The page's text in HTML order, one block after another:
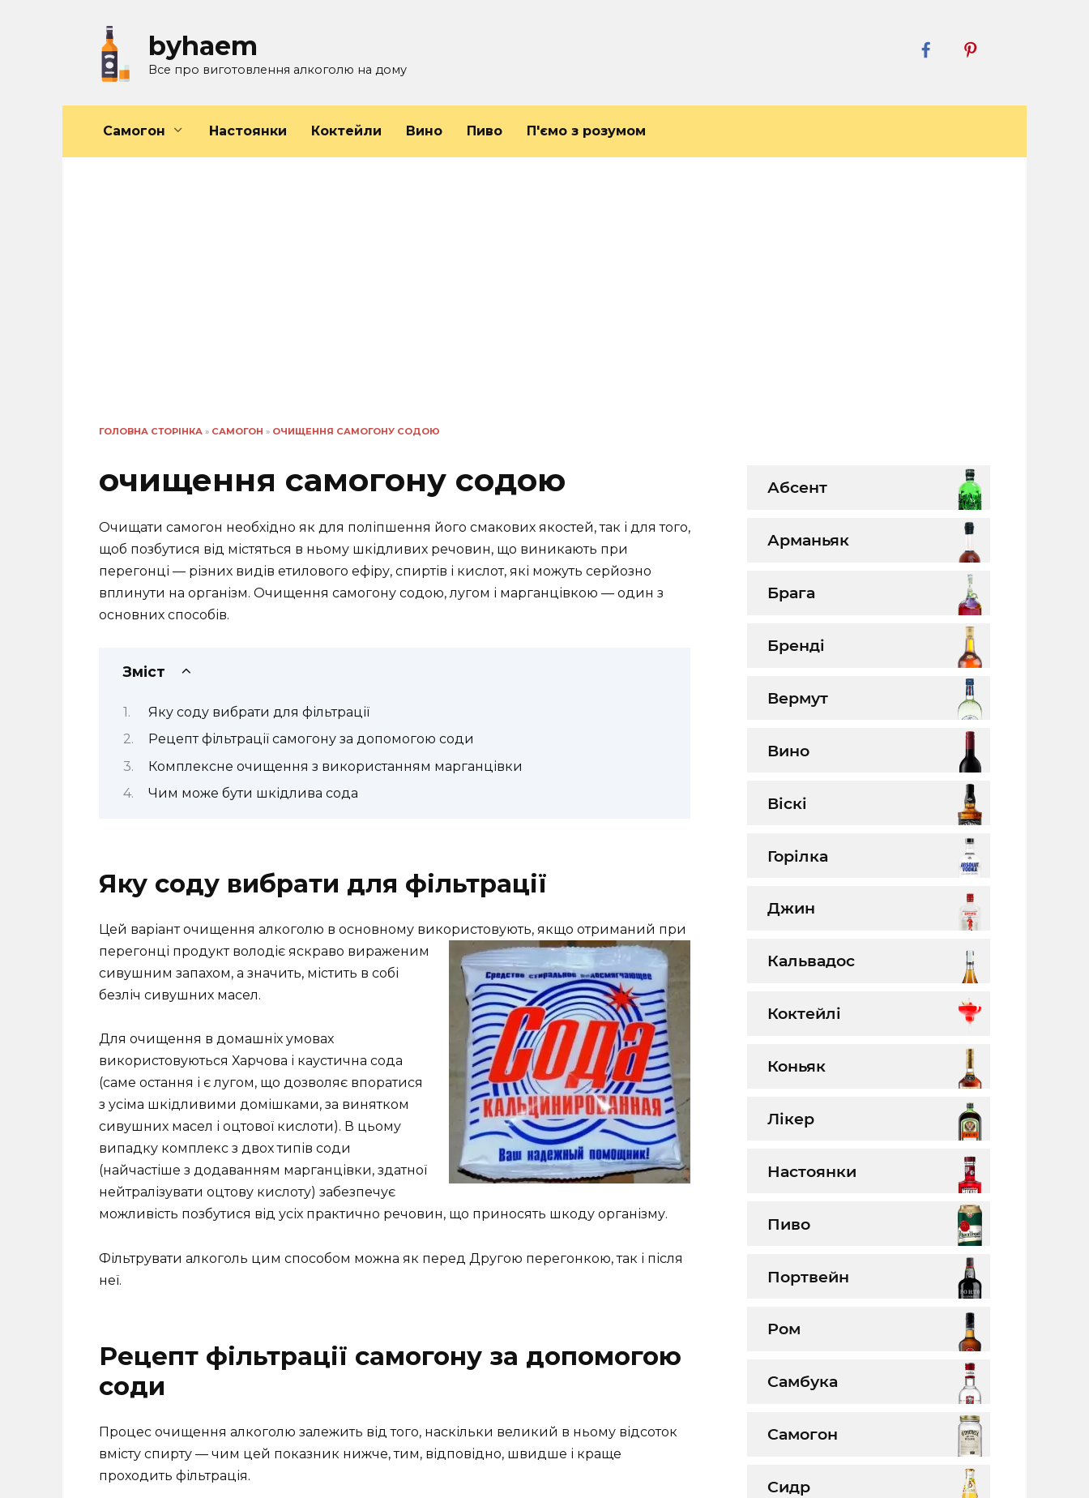
byhaem
Все про виготовлення алкоголю на дому
Самогон Настоянки Коктейли Вино Пиво П'ємо з розумом
ГОЛОВНА СТОРІНКА » САМОГОН » ОЧИЩЕННЯ САМОГОНУ СОДОЮ
очищення самогону содою
Очищати самогон необхідно як для поліпшення його смакових якостей, так і для того,
щоб позбутися від містяться в ньому шкідливих речовин, що виникають при
перегонці — різних видів етилового ефіру, спиртів і кислот, які можуть серйозно
вплинути на організм. Очищення самогону содою, лугом і марганцівкою — один з
основних способів.
Зміст
Яку соду вибрати для фільтрації
Рецепт фільтрації самогону за допомогою соди
Комплексне очищення з використанням марганцівки
Чим може бути шкідлива сода
Яку соду вибрати для фільтрації
Цей варіант очищення алкоголю в основному використовують, якщо отриманий при
перегонці продукт володіє яскраво вираженим
сивушним запахом, а значить, містить в собі
безліч сивушних масел.
Для очищення в домашніх умовах
використовуються Харчова і каустична сода
(саме остання і є лугом, що дозволяє впоратися
з усіма шкідливими домішками, за винятком
сивушних масел і оцтової кислоти). В цьому
випадку комплекс з двох типів соди
(найчастіше з додаванням марганцівки, здатної
нейтралізувати оцтову кислоту) забезпечує
можливість позбутися від усіх практично речовин, що приносять шкоду організму.
Фільтрувати алкоголь цим способом можна як перед Другою перегонкою, так і після
неї.
Рецепт фільтрації самогону за допомогою
соди
Процес очищення алкоголю залежить від того, наскільки великий в ньому відсоток
вмісту спирту — чим цей показник нижче, тим, відповідно, швидше і краще
проходить фільтрація.
Абсент
Арманьяк
Брага
Бренді
Вермут
Вино
Віскі
Горілка
Джин
Кальвадос
Коктейлі
Коньяк
Лікер
Настоянки
Пиво
Портвейн
Ром
Самбука
Самогон
Сидр